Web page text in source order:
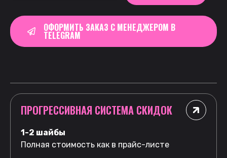
ОФОРМИТЬ ЗАКАЗ С МЕНЕДЖЕРОМ В
TELEGRAM
ПРОГРЕССИВНАЯ СИСТЕМА СКИДОК
1-2 шайбы
Полная стоимость как в прайс-листе